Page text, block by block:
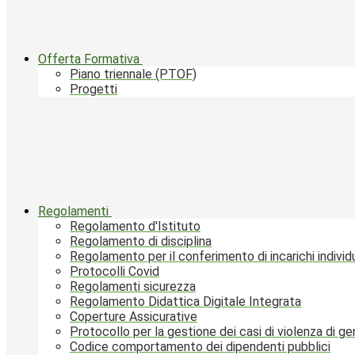
Offerta Formativa
Piano triennale (PTOF)
Progetti
Regolamenti
Regolamento d'Istituto
Regolamento di disciplina
Regolamento per il conferimento di incarichi
Protocolli Covid
Regolamenti sicurezza
Regolamento Didattica Digitale Integrata
Coperture Assicurative
Protocollo per la gestione dei casi di violenza di
Codice comportamento dei dipendenti pubblici